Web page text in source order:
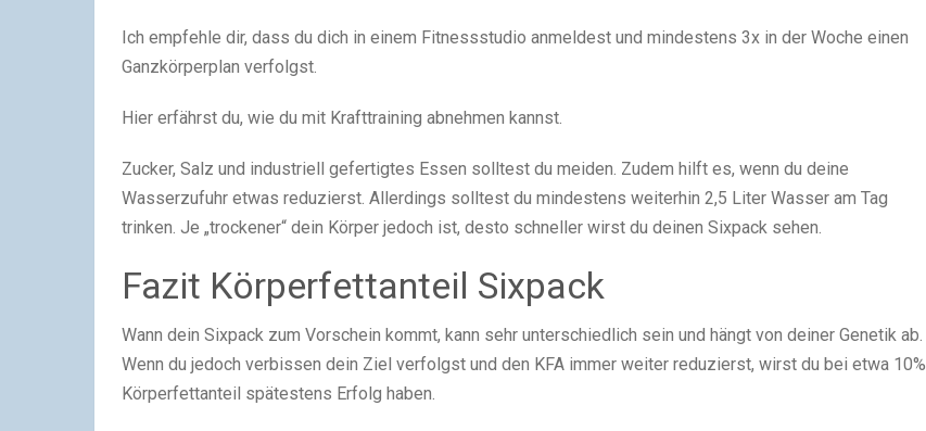
Ich empfehle dir, dass du dich in einem Fitnessstudio anmeldest und mindestens 3x in der Woche einen
Ganzkörperplan verfolgst.
Hier erfährst du, wie du mit Krafttraining abnehmen kannst.
Zucker, Salz und industriell gefertigtes Essen solltest du meiden. Zudem hilft es, wenn du deine
Wasserzufuhr etwas reduzierst. Allerdings solltest du mindestens weiterhin 2,5 Liter Wasser am Tag
trinken. Je „trockener“ dein Körper jedoch ist, desto schneller wirst du deinen Sixpack sehen.
Fazit Körperfettanteil Sixpack
Wann dein Sixpack zum Vorschein kommt, kann sehr unterschiedlich sein und hängt von deiner Genetik ab.
Wenn du jedoch verbissen dein Ziel verfolgst und den KFA immer weiter reduzierst, wirst du bei etwa 10%
Körperfettanteil spätestens Erfolg haben.